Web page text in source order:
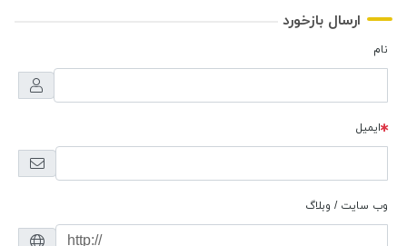
ارسال بازخورد
نام
ایمیل
وب سایت / وبلاگ